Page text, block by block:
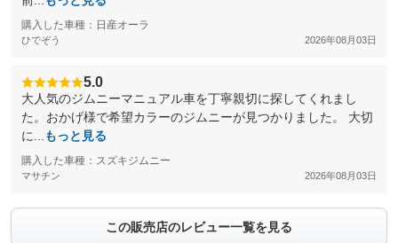
購入した車種：日産オーラ
ひでぞう 2026年08月03日
5.0
大人気のジムニーマニュアル車を丁寧親切に探してくれまし
た。おかげ様で希望カラーのジムニーが見つかりました。 大切
に...
もっと見る
購入した車種：スズキジムニー
マサチン 2026年08月03日
この販売店のレビュー一覧を見る